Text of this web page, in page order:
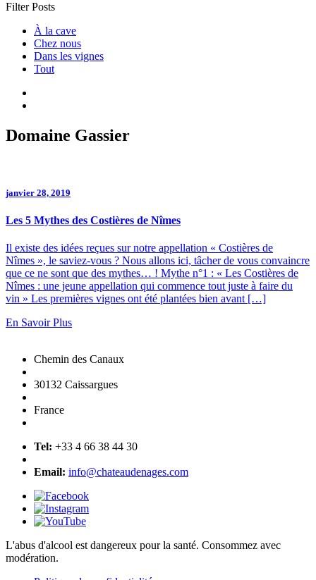
Filter Posts
À la cave
Chez nous
Dans les vignes
Tout
Domaine Gassier
janvier 28, 2019
Les 5 Mythes des Costières de Nîmes
Il existe des idées reçues sur notre appellation « Costières de
Nîmes », le saviez-vous ? Nous allons ici, tâcher de vous convaincre
que ce ne sont que des mythes… ! Mythe n°1 : « Les Costières de
Nîmes : une jeune appellation qui commence tout juste à faire du
vin » Les premières vignes ont été plantées bien avant […]
En Savoir Plus
Chemin des Canaux
30132 Caissargues
France
Tel: +33 4 66 38 44 30
Email: info@chateaudenages.com
L'abus d'alcool est dangereux pour la santé. Consommez avec
modération.